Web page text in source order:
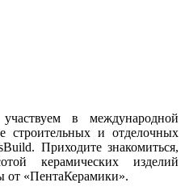
в международной
строительных и отделочных
. Приходите знакомиться,
керамических изделий
от «ПентаКерамики».